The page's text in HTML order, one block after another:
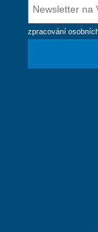
zpracování